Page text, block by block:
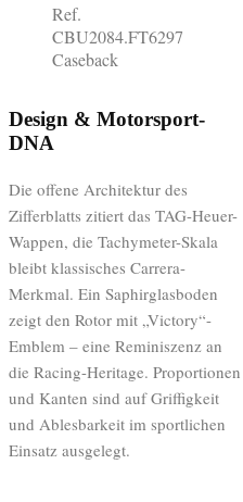
Ref.
CBU2084.FT6297
Caseback
Design & Motorsport-
DNA
Die offene Architektur des
Zifferblatts zitiert das TAG-Heuer-
Wappen, die Tachymeter-Skala
bleibt klassisches Carrera-
Merkmal. Ein Saphirglasboden
zeigt den Rotor mit „Victory“-
Emblem – eine Reminiszenz an
die Racing-Heritage. Proportionen
und Kanten sind auf Griffigkeit
und Ablesbarkeit im sportlichen
Einsatz ausgelegt.